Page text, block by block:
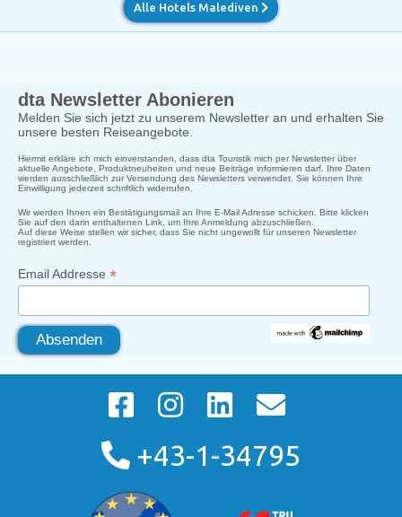
Alle Hotels Malediven
dta Newsletter Abonieren
Melden Sie sich jetzt zu unserem Newsletter an und erhalten Sie
unsere besten Reiseangebote.
Hiermit erkläre ich mich einverstanden, dass dta Touristik mich per Newsletter über
aktuelle Angebote, Produktneuheiten und neue Beiträge informieren darf. Ihre Daten
werden ausschließlich zur Versendung des Newsletters verwendet. Sie können Ihre
Einwilligung jederzeit schriftlich widerrufen.
Wir werden Ihnen ein Bestätigungsmail an Ihre E-Mail Adresse schicken. Bitte klicken
Sie auf den darin enthaltenen Link, um Ihre Anmeldung abzuschließen.
Auf diese Weise stellen wir sicher, dass Sie nicht ungewollt für unseren Newsletter
registriert werden.
Email Addresse *
+43-1-34795